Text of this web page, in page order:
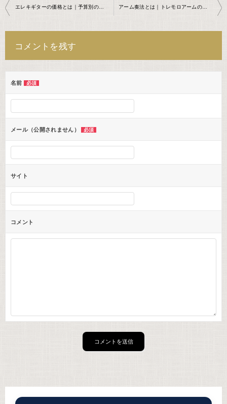
投
ー
シ
ョ
ン
エレキギターの価格とは｜予算別の選び方を現役プロ講師が解説 アーム奏法とは｜トレモロアームの使い方を現役プロ講師が解説
コメントを残す
名前 必須
メール（公開されません） 必須
サイト
コメント